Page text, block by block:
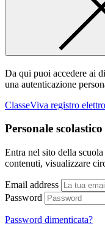
Da qui puoi accedere ai
una autenticazione
ClasseViva registro
Personale scolastico
Entra nel sito della
contenuti, visualizzare
Email address
Password
Password dimenticata?